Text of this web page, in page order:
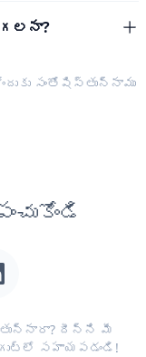
సంతోషిస్తున్నాము
దీన్ని మీ
సహాయపడండి!